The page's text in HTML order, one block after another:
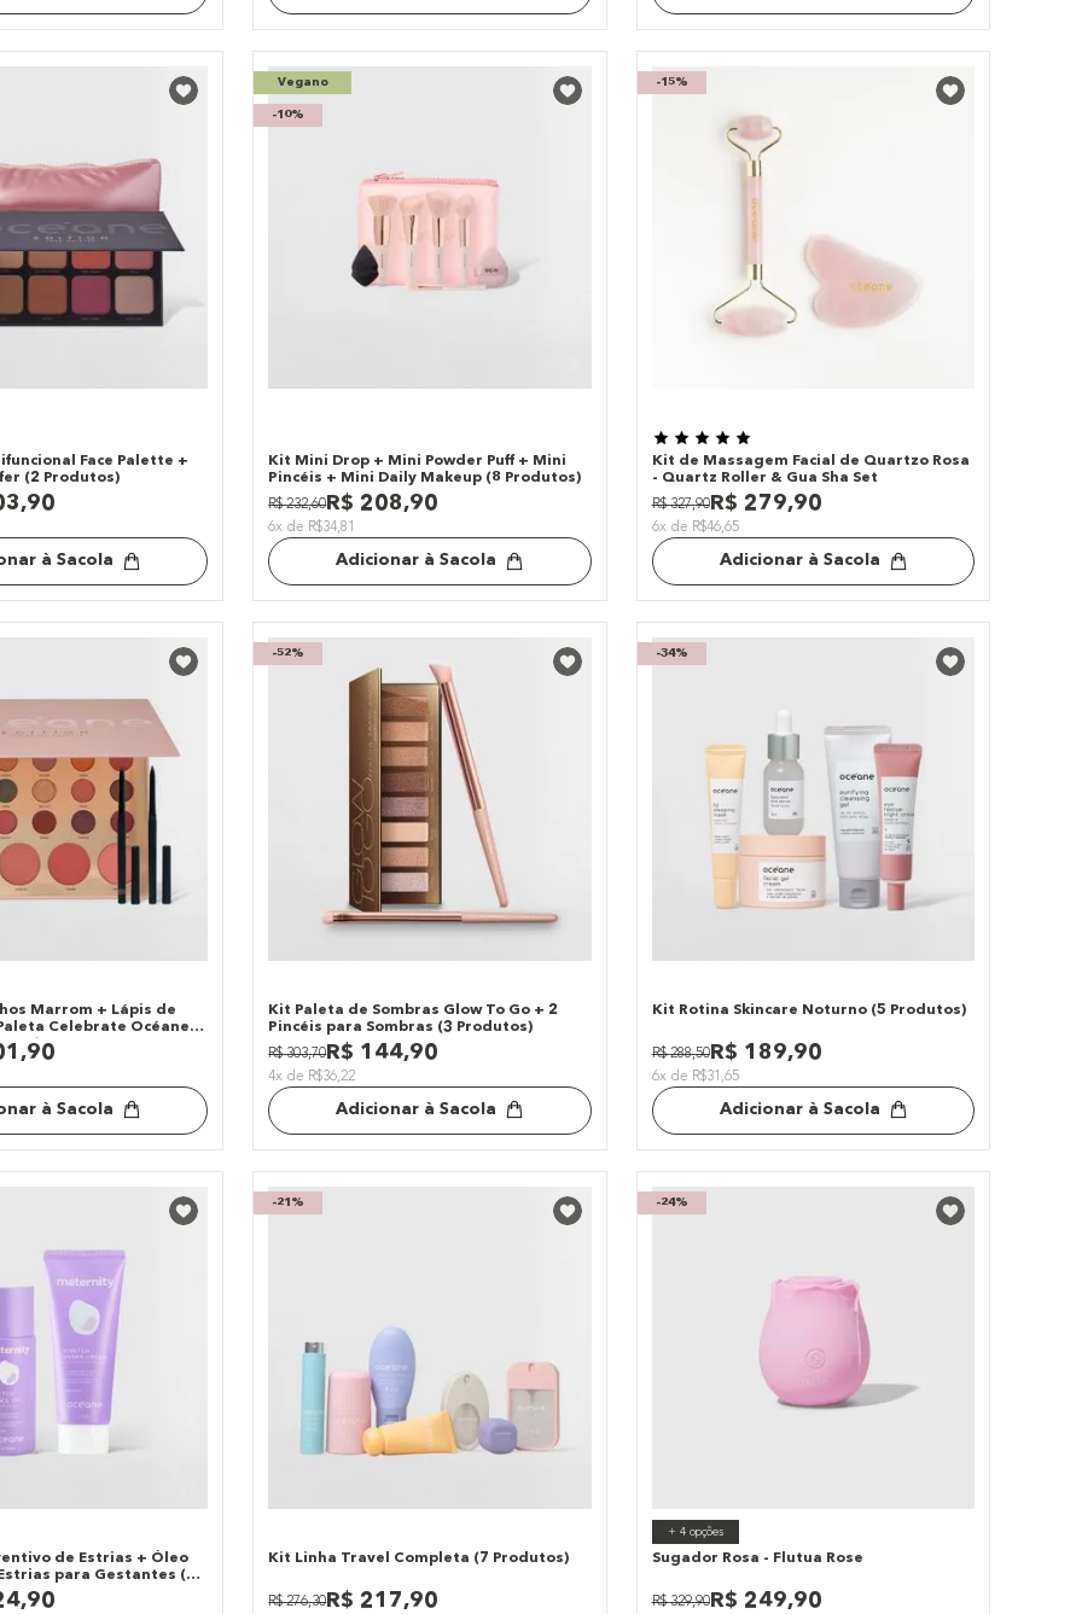
Face Palette +
(2 Produtos)
,90
à Sacola
Vegano
-10%
Kit Mini Drop + Mini Powder Puff + Mini
Pincéis + Mini Daily Makeup (8 Produtos)
R$ 232,60R$ 208,90
6x de R$34,81
Adicionar à Sacola
-15%
Kit de Massagem Facial de Quartzo Rosa
- Quartz Roller & Gua Sha Set
R$ 327,90R$ 279,90
6x de R$46,65
Adicionar à Sacola
Marrom + Lápis de
Celebrate Océane
,90
à Sacola
-52%
Kit Paleta de Sombras Glow To Go + 2
Pincéis para Sombras (3 Produtos)
R$ 303,70R$ 144,90
4x de R$36,22
Adicionar à Sacola
-34%
Kit Rotina Skincare Noturno (5 Produtos)
R$ 288,50R$ 189,90
6x de R$31,65
Adicionar à Sacola
de Estrias + Óleo
para Gestantes (2
,90
-21%
Kit Linha Travel Completa (7 Produtos)
R$ 276,30R$ 217,90
-24%
+ 4opções
Sugador Rosa - Flutua Rose
R$ 329,90R$ 249,90